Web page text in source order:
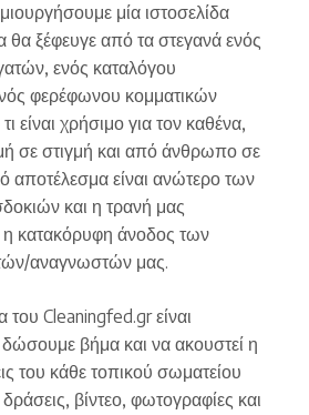
μία ιστοσελίδα
θα ξέφευγε από τα στεγανά ενός
ενός καταλόγου
φερέφωνου κομματικών
είναι χρήσιμο για τον καθένα,
σε στιγμή και από άνθρωπο σε
αποτέλεσμα είναι ανώτερο των
και η τρανή μας
η κατακόρυφη άνοδος των
αναγνωστών μας.
του Cleaningfed.gr είναι
βήμα και να ακουστεί η
του κάθε τοπικού σωματείου
βίντεο, φωτογραφίες και